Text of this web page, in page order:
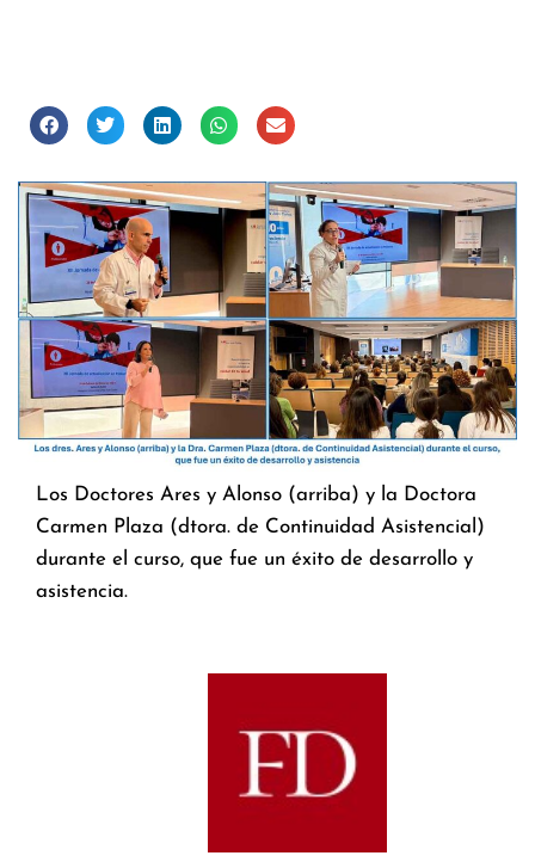
Los Doctores Ares y Alonso (arriba) y la Doctora
Carmen Plaza (dtora. de Continuidad Asistencial)
durante el curso, que fue un éxito de desarrollo y
asistencia.